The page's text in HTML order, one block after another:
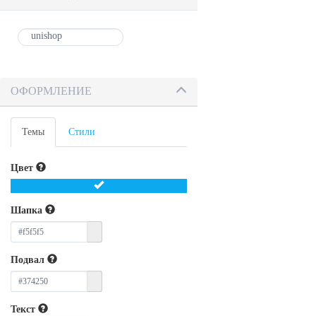
ОФОРМЛЕНИЕ
Темы Стили
Цвет
Шапка
Подвал
Текст